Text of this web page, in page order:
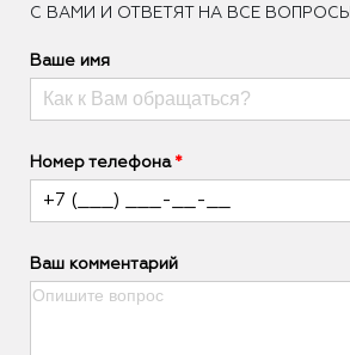
С ВАМИ И ОТВЕТЯТ НА ВСЕ ВОПРОСЫ
Ваше имя
Номер телефона
Ваш комментарий